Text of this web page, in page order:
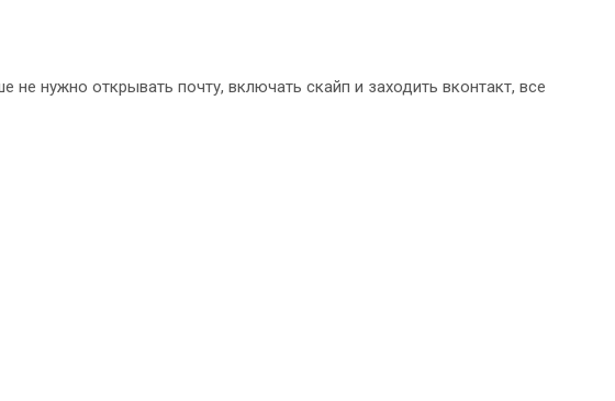
не нужно открывать почту, включать скайп и заходить вконтакт, все